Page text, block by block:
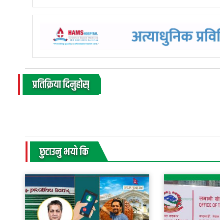
प्रतिक्रिया दिनुहोस्
छुटाउनु भयाे कि